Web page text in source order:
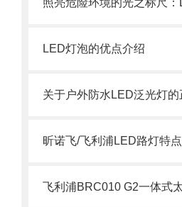
LED灯泡的优点介绍
昕诺飞/飞利浦LED路灯特点
飞利浦BRC010 G2一体式